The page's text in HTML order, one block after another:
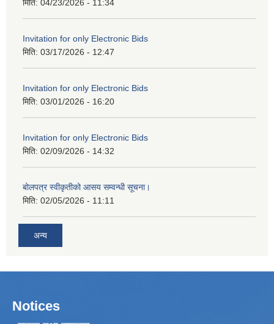
मिति: 04/23/2026 - 11:34
Invitation for only Electronic Bids
मिति: 03/17/2026 - 12:47
Invitation for only Electronic Bids
मिति: 03/01/2026 - 16:20
Invitation for only Electronic Bids
मिति: 02/09/2026 - 14:32
बोलपत्र स्वीकृतीको आसय सम्वन्धी सूचना।
मिति: 02/05/2026 - 11:11
अन्य
Notices